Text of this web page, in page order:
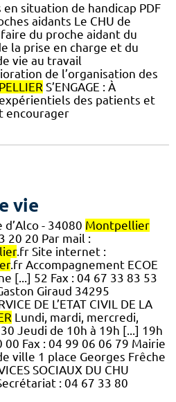
situation de handicap PDF
aidants Le CHU de
faire du proche aidant du
la prise en charge et du
vie au travail
de l’organisation des
S’ENGAGE : À
des patients et
encourager
vie
- 34080 Montpellier
20 20 Par mail :
.fr Site internet :
.fr Accompagnement ECOE
[...] 52 Fax : 04 67 33 83 53
Giraud 34295
DE L’ETAT CIVIL DE LA
Lundi, mardi, mercredi,
Jeudi de 10h à 19h [...] 19h
Fax : 04 99 06 06 79 Mairie
ville 1 place Georges Frêche
SOCIAUX DU CHU
: 04 67 33 80